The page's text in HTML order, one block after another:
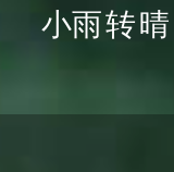
小雨转晴